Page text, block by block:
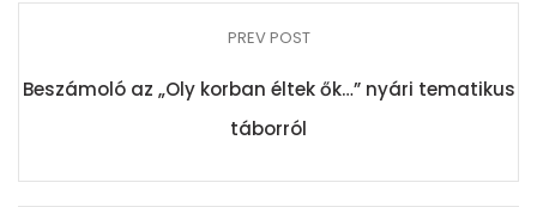
PREV POST
Beszámoló az „Oly korban éltek ők…” nyári tematikus
táborról